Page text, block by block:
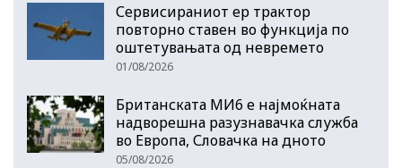
Сервисираниот ер трактор
повторно ставен во функција по
оштетувањата од невремето
01/08/2026
Британската МИ6 е најмоќната
надворешна разузнавачка служба
во Европа, Словачка на дното
05/08/2026